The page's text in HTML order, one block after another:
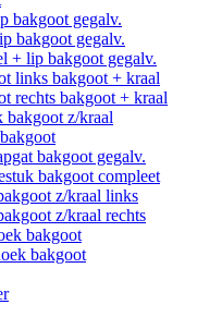
bakgoot gegalv.
bakgoot gegalv.
+ lip bakgoot gegalv.
links bakgoot + kraal
rechts bakgoot + kraal
bakgoot z/kraal
bakgoot gegalv.
bakgoot compleet
z/kraal links
z/kraal rechts
bakgoot
bakgoot